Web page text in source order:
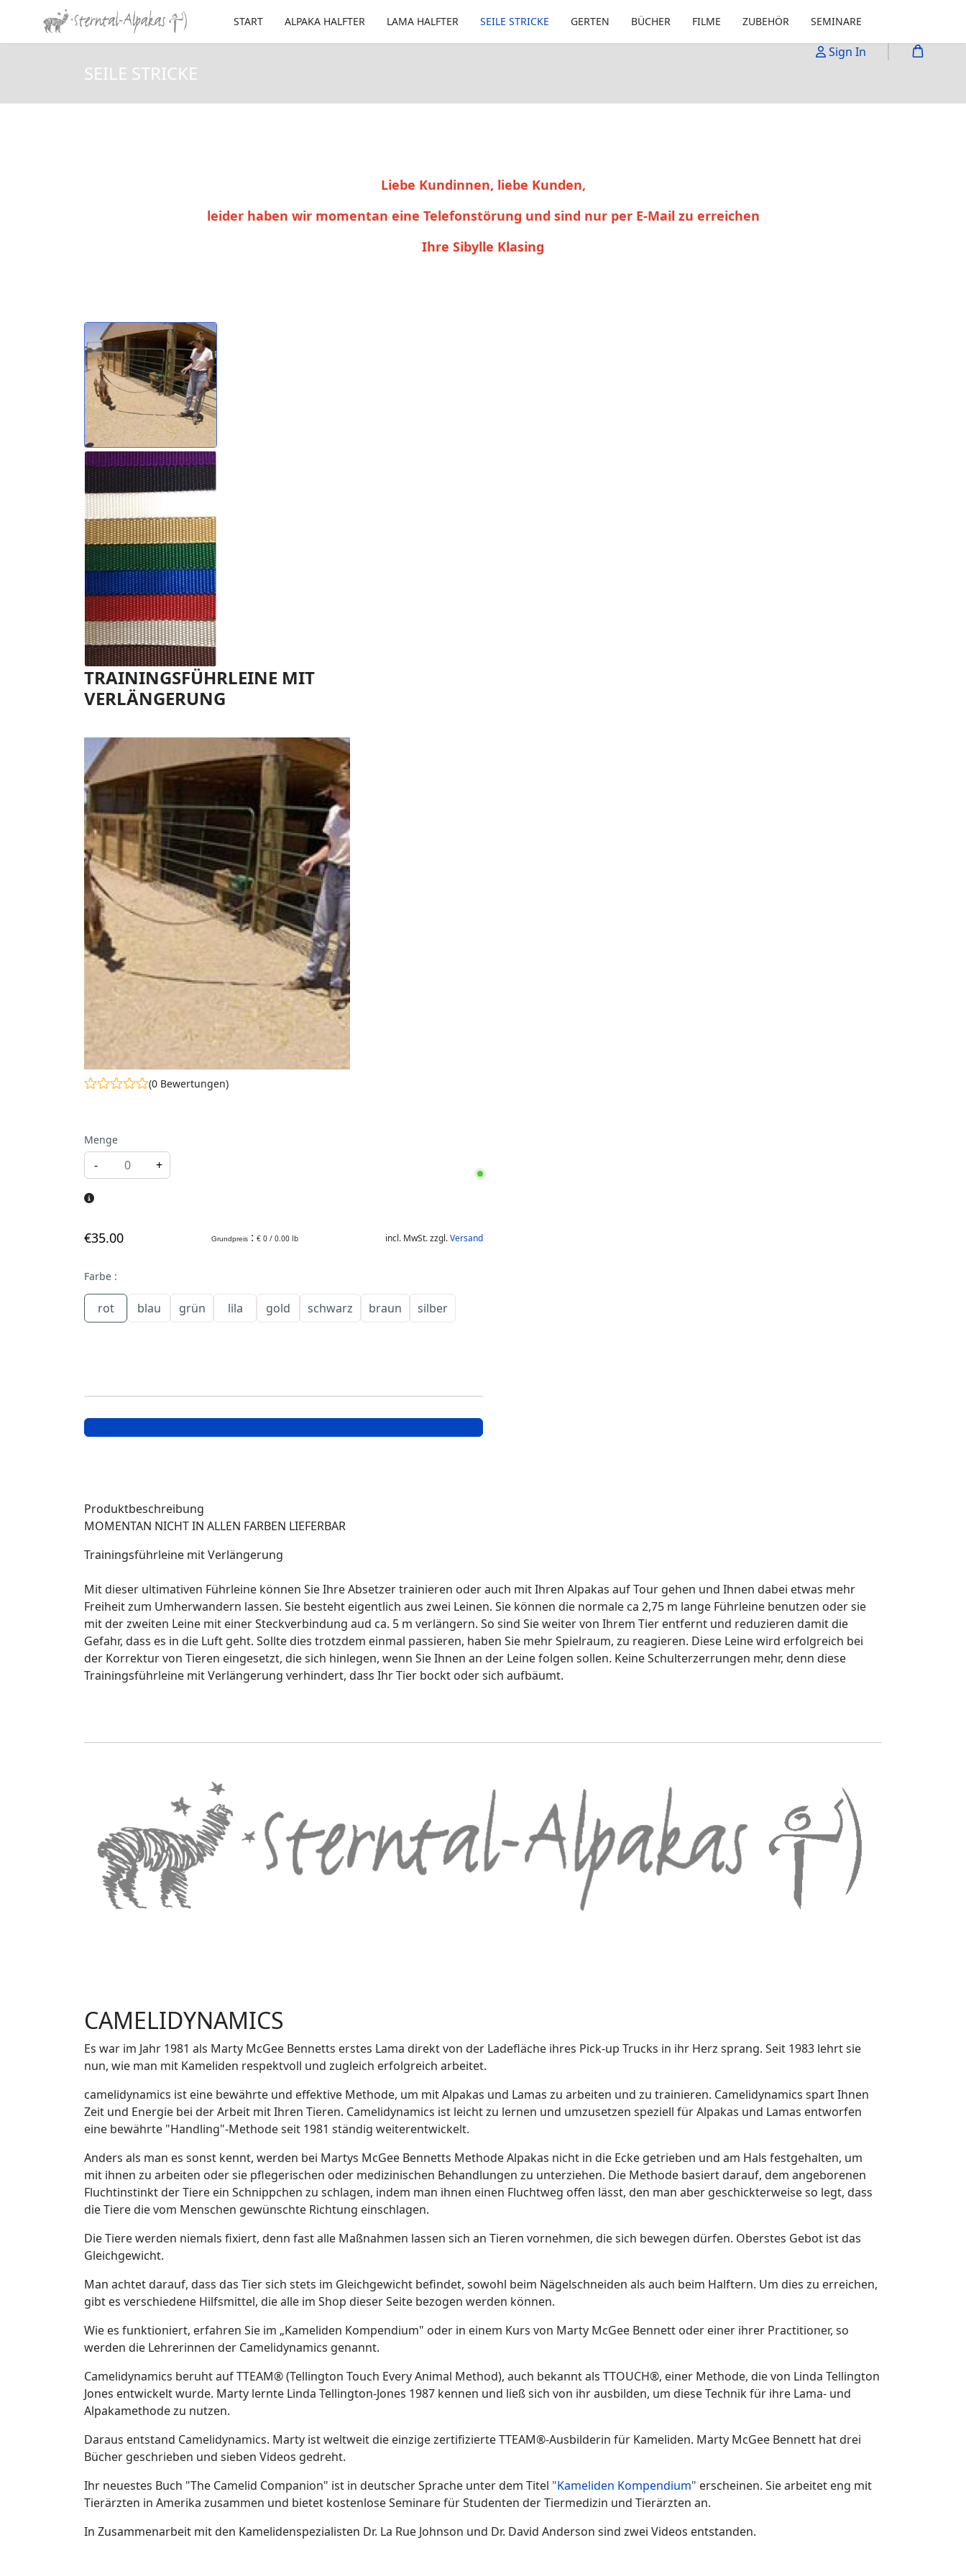
START ALPAKA HALFTER LAMA HALFTER SEILE STRICKE GERTEN BÜCHER FILME ZUBEHÖR SEMINARE
Sign In
SEILE STRICKE
Liebe Kundinnen, liebe Kunden,
leider haben wir momentan eine Telefonstörung und sind nur per E-Mail zu erreichen
Ihre Sibylle Klasing
TRAININGSFÜHRLEINE MIT
VERLÄNGERUNG
(0 Bewertungen)
Menge
- +
€35.00 Grundpreis : € 0 / 0.00 lb incl. MwSt. zzgl.Versand
Farbe :
rot blau grün lila gold schwarz braun silber
Produktbeschreibung
MOMENTAN NICHT IN ALLEN FARBEN LIEFERBAR
Trainingsführleine mit Verlängerung
Mit dieser ultimativen Führleine können Sie Ihre Absetzer trainieren oder auch mit Ihren Alpakas auf Tour gehen und Ihnen dabei etwas mehr
Freiheit zum Umherwandern lassen. Sie besteht eigentlich aus zwei Leinen. Sie können die normale ca 2,75 m lange Führleine benutzen oder sie
mit der zweiten Leine mit einer Steckverbindung aud ca. 5 m verlängern. So sind Sie weiter von Ihrem Tier entfernt und reduzieren damit die
Gefahr, dass es in die Luft geht. Sollte dies trotzdem einmal passieren, haben Sie mehr Spielraum, zu reagieren. Diese Leine wird erfolgreich bei
der Korrektur von Tieren eingesetzt, die sich hinlegen, wenn Sie Ihnen an der Leine folgen sollen. Keine Schulterzerrungen mehr, denn diese
Trainingsführleine mit Verlängerung verhindert, dass Ihr Tier bockt oder sich aufbäumt.
CAMELIDYNAMICS
Es war im Jahr 1981 als Marty McGee Bennetts erstes Lama direkt von der Ladefläche ihres Pick-up Trucks in ihr Herz sprang. Seit 1983 lehrt sie
nun, wie man mit Kameliden respektvoll und zugleich erfolgreich arbeitet.
camelidynamics ist eine bewährte und effektive Methode, um mit Alpakas und Lamas zu arbeiten und zu trainieren. Camelidynamics spart Ihnen
Zeit und Energie bei der Arbeit mit Ihren Tieren. Camelidynamics ist leicht zu lernen und umzusetzen speziell für Alpakas und Lamas entworfen
eine bewährte "Handling"-Methode seit 1981 ständig weiterentwickelt.
Anders als man es sonst kennt, werden bei Martys McGee Bennetts Methode Alpakas nicht in die Ecke getrieben und am Hals festgehalten, um
mit ihnen zu arbeiten oder sie pflegerischen oder medizinischen Behandlungen zu unterziehen. Die Methode basiert darauf, dem angeborenen
Fluchtinstinkt der Tiere ein Schnippchen zu schlagen, indem man ihnen einen Fluchtweg offen lässt, den man aber geschickterweise so legt, dass
die Tiere die vom Menschen gewünschte Richtung einschlagen.
Die Tiere werden niemals fixiert, denn fast alle Maßnahmen lassen sich an Tieren vornehmen, die sich bewegen dürfen. Oberstes Gebot ist das
Gleichgewicht.
Man achtet darauf, dass das Tier sich stets im Gleichgewicht befindet, sowohl beim Nägelschneiden als auch beim Halftern. Um dies zu erreichen,
gibt es verschiedene Hilfsmittel, die alle im Shop dieser Seite bezogen werden können.
Wie es funktioniert, erfahren Sie im „Kameliden Kompendium" oder in einem Kurs von Marty McGee Bennett oder einer ihrer Practitioner, so
werden die Lehrerinnen der Camelidynamics genannt.
Camelidynamics beruht auf TTEAM® (Tellington Touch Every Animal Method), auch bekannt als TTOUCH®, einer Methode, die von Linda Tellington
Jones entwickelt wurde. Marty lernte Linda Tellington-Jones 1987 kennen und ließ sich von ihr ausbilden, um diese Technik für ihre Lama- und
Alpakamethode zu nutzen.
Daraus entstand Camelidynamics. Marty ist weltweit die einzige zertifizierte TTEAM®-Ausbilderin für Kameliden. Marty McGee Bennett hat drei
Bücher geschrieben und sieben Videos gedreht.
Ihr neuestes Buch "The Camelid Companion" ist in deutscher Sprache unter dem Titel "Kameliden Kompendium" erscheinen. Sie arbeitet eng mit
Tierärzten in Amerika zusammen und bietet kostenlose Seminare für Studenten der Tiermedizin und Tierärzten an.
In Zusammenarbeit mit den Kamelidenspezialisten Dr. La Rue Johnson und Dr. David Anderson sind zwei Videos entstanden.